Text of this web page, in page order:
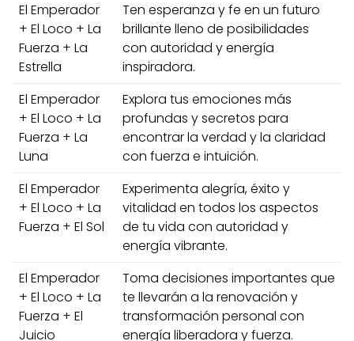
El Emperador
+ El Loco + La
Fuerza + La
Estrella
Ten esperanza y fe en un futuro
brillante lleno de posibilidades
con autoridad y energía
inspiradora.
El Emperador
+ El Loco + La
Fuerza + La
Luna
Explora tus emociones más
profundas y secretos para
encontrar la verdad y la claridad
con fuerza e intuición.
El Emperador
+ El Loco + La
Fuerza + El Sol
Experimenta alegría, éxito y
vitalidad en todos los aspectos
de tu vida con autoridad y
energía vibrante.
El Emperador
+ El Loco + La
Fuerza + El
Juicio
Toma decisiones importantes que
te llevarán a la renovación y
transformación personal con
energía liberadora y fuerza.